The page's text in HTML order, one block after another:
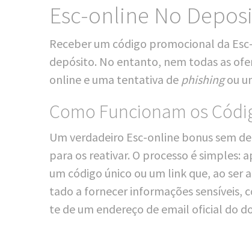
Esc-online No
Rece­ber um códi­go pro­mo­cio­nal da
depó­si­to. No ent­an­to, nem todas as
online e uma ten­ta­ti­va de phis­hingou
Como Funcionam os
Um ver­dadei­ro Esc-online bonus sem
para os rea­ti­var. O pro­ces­so é simp­les:
um códi­go úni­co ou um link que, ao ser
ta­do a for­ne­cer infor­ma­ções sen­sí­veis,
te de um end­e­re­ço de email ofi­cial do